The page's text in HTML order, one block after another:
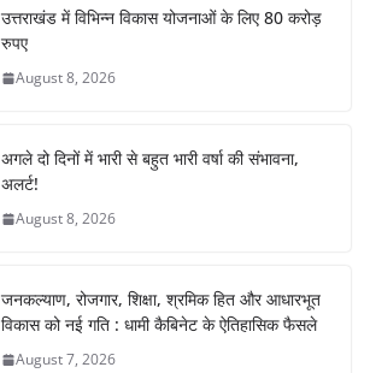
उत्तराखंड में विभिन्न विकास योजनाओं के लिए 80 करोड़
रुपए
August 8, 2026
अगले दो दिनों में भारी से बहुत भारी वर्षा की संभावना,
अलर्ट!
August 8, 2026
जनकल्याण, रोजगार, शिक्षा, श्रमिक हित और आधारभूत
विकास को नई गति : धामी कैबिनेट के ऐतिहासिक फैसले
August 7, 2026